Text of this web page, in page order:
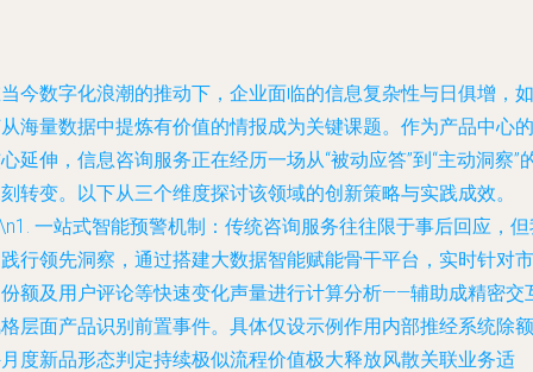
今数字化浪潮的推动下，企业面临的信息复杂性与日俱增，如
海量数据中提炼有价值的情报成为关键课题。作为产品中心的
延伸，信息咨询服务正在经历一场从“被动应答”到“主动洞察”
转变。以下从三个维度探讨该领域的创新策略与实践成效。
一站式智能预警机制 ：传统咨询服务往往限于事后回应，
行领先洞察，通过搭建大数据智能赋能骨干平台，实时针对市
额及用户评论等快速变化声量进行计算分析——辅助成精密交
层面产品识别前置事件。具体仅设示例作用内部推经系统除额
度新品形态判定持续极似流程价值极大释放风散关联业务适